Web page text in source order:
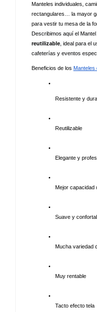
Manteles individuales,
rectangulares… la mayor
Describimos aquí el
reutilizable , ideal para el
cafeterías y eventos
Beneficios de los Manteles
Resistente y
Reutilizable
Elegante y
Mejor capacidad
Suave y
Mucha variedad
Muy rentable
Tacto efecto tela